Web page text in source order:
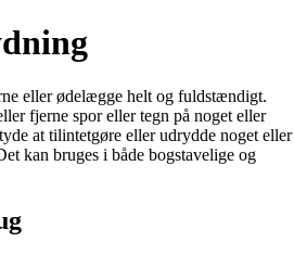
eller ødelægge helt og fuldstændigt.
fjerne spor eller tegn på noget eller
at tilintetgøre eller udrydde noget eller
kan bruges i både bogstavelige og